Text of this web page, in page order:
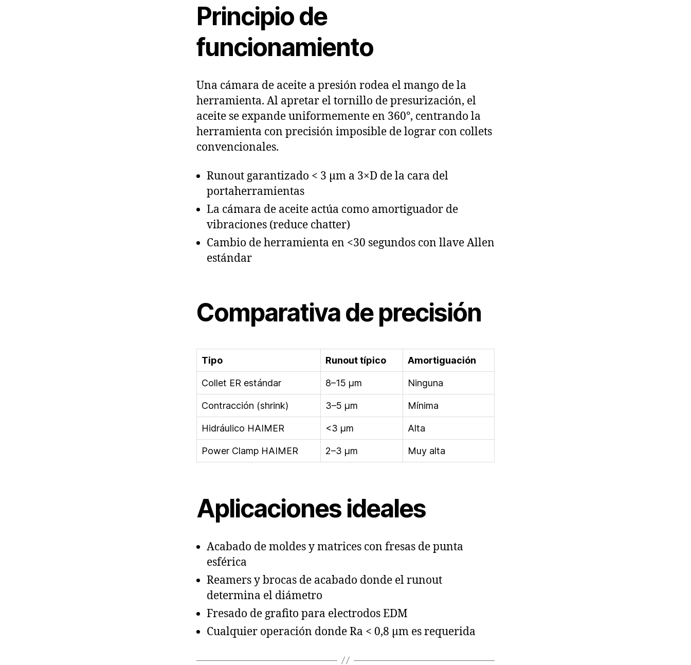
Principio de
funcionamiento
Una cámara de aceite a presión rodea el mango de la
herramienta. Al apretar el tornillo de presurización, el
aceite se expande uniformemente en 360°, centrando la
herramienta con precisión imposible de lograr con collets
convencionales.
Runout garantizado < 3 µm a 3×D de la cara del
portaherramientas
La cámara de aceite actúa como amortiguador de
vibraciones (reduce chatter)
Cambio de herramienta en <30 segundos con llave Allen
estándar
Comparativa de precisión
Tipo Runout típico Amortiguación
Collet ER estándar 8–15 µm Ninguna
Contracción (shrink) 3–5 µm Mínima
Hidráulico HAIMER <3 µm Alta
Power Clamp HAIMER 2–3 µm Muy alta
Aplicaciones ideales
Acabado de moldes y matrices con fresas de punta
esférica
Reamers y brocas de acabado donde el runout
determina el diámetro
Fresado de grafito para electrodos EDM
Cualquier operación donde Ra < 0,8 µm es requerida